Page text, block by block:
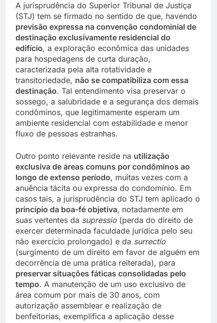
A jurisprudência do Superior Tribunal de Justiça
(STJ) tem se firmado no sentido de que, havendo
previsão expressa na convenção condominial de
destinação exclusivamente residencial do
edifício, a exploração econômica das unidades
para hospedagens de curta duração,
caracterizada pela alta rotatividade e
transitoriedade, não se compatibiliza com essa
destinação. Tal entendimento visa preservar o
sossego, a salubridade e a segurança dos demais
condôminos, que legitimamente esperam um
ambiente residencial com estabilidade e menor
fluxo de pessoas estranhas.
Outro ponto relevante reside na utilização
exclusiva de áreas comuns por condôminos ao
longo de extenso período, muitas vezes com a
anuência tácita ou expressa do condomínio. Em
casos tais, a jurisprudência do STJ tem aplicado o
princípio da boa-fé objetiva, notadamente em
suas vertentes da supressio (perda do direito de
exercer determinada faculdade jurídica pelo seu
não exercício prolongado) e da surrectio
(surgimento de um direito em favor de alguém em
decorrência de uma prática reiterada), para
preservar situações fáticas consolidadas pelo
tempo. A manutenção de um uso exclusivo de
área comum por mais de 30 anos, com
autorização assemblear e realização de
benfeitorias, exemplifica a aplicação desse